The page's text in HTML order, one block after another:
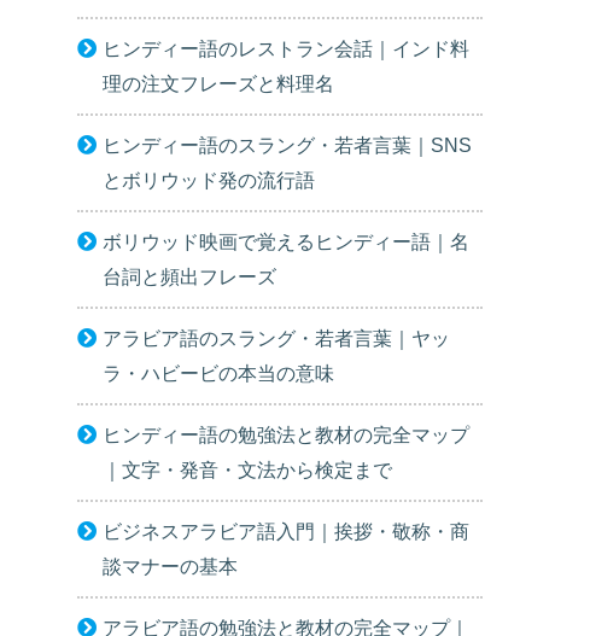
ヒンディー語のレストラン会話｜インド料
理の注文フレーズと料理名
ヒンディー語のスラング・若者言葉｜SNS
とボリウッド発の流行語
ボリウッド映画で覚えるヒンディー語｜名
台詞と頻出フレーズ
アラビア語のスラング・若者言葉｜ヤッ
ラ・ハビービの本当の意味
ヒンディー語の勉強法と教材の完全マップ
｜文字・発音・文法から検定まで
ビジネスアラビア語入門｜挨拶・敬称・商
談マナーの基本
アラビア語の勉強法と教材の完全マップ｜